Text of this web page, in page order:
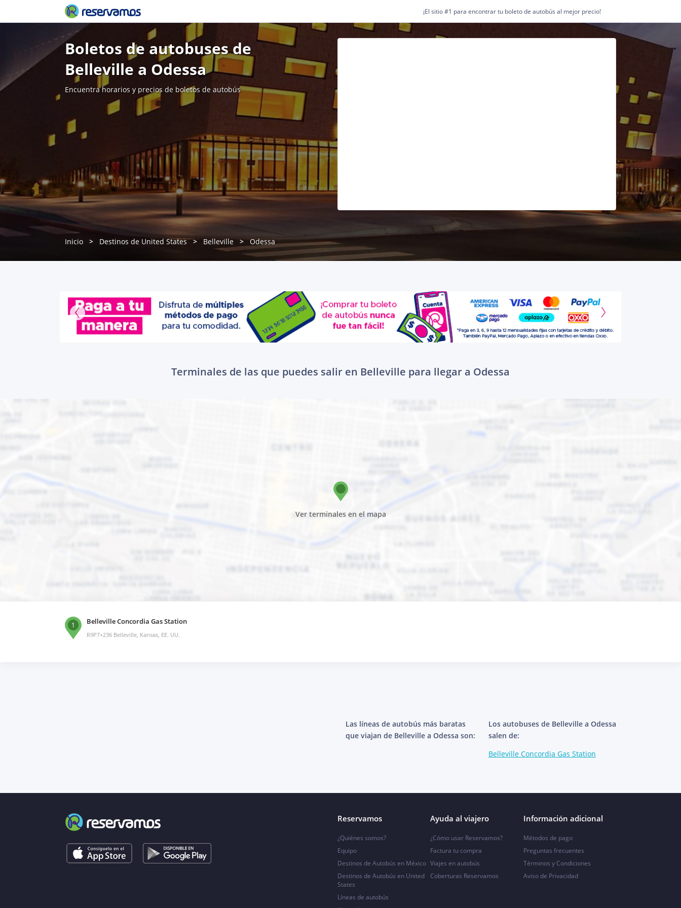
¡El sitio #1 para encontrar tu boleto de autobús al mejor precio!
Boletos de autobuses de
Belleville a Odessa
Encuentra horarios y precios de boletos de autobús
Inicio Destinos de United States Belleville Odessa
Terminales de las que puedes salir en Belleville para llegar a Odessa
Ver terminales en el mapa
1 Belleville Concordia Gas Station
R9P7+236 Belleville, Kansas, EE. UU.
Las líneas de autobús más baratas
que viajan de Belleville a Odessa son:
Los autobuses de Belleville a Odessa
salen de:
Belleville Concordia Gas Station
Reservamos
¿Quiénes somos?
Equipo
Destinos de Autobús en México
Destinos de Autobús en United
States
Líneas de autobús
Ayuda al viajero
¿Cómo usar Reservamos?
Factura tu compra
Viajes en autobús
Coberturas Reservamos
Información adicional
Métodos de pago
Preguntas frecuentes
Términos y Condiciones
Aviso de Privacidad